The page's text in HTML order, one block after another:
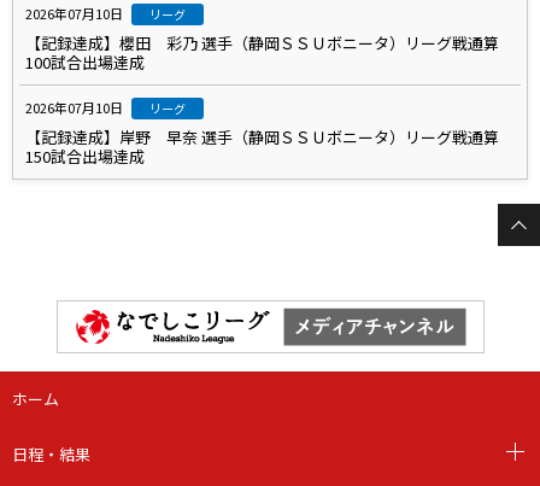
2026年07月10日 リーグ
【記録達成】櫻田 彩乃 選手（静岡ＳＳＵボニータ）リーグ戦通算
100試合出場達成
2026年07月10日 リーグ
【記録達成】岸野 早奈 選手（静岡ＳＳＵボニータ）リーグ戦通算
150試合出場達成
ホーム
日程・結果